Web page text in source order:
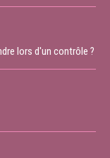
lors d'un contrôle ?